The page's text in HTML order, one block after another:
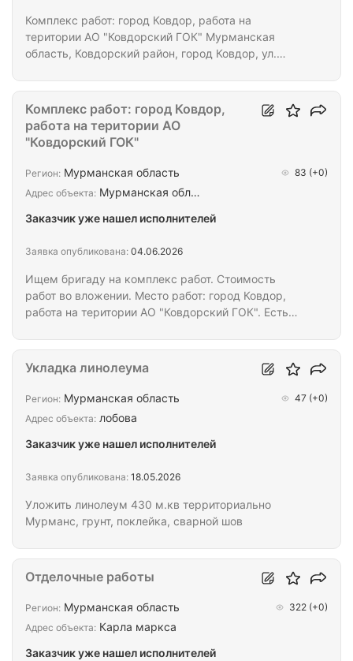
Комплекс работ: город Ковдор, работа на
територии АО "Ковдорский ГОК" Мурманская
область, Ковдорский район, город Ковдор, ул.
работ: город Ковдор, работа на територии АО
"Ковдорский ГОК". Есть возможность проживания
в корпоративной квартире в городе Ковдор. Прошу
посмотреть кто готов работать файл - расценки.
Ищем бригаду на комплекс работ. Стоимость
работ во вложении. Место работ: город Ковдор,
работа на територии АО "Ковдорский ГОК". Есть
вычетается при расчете. К работам можно
приступать с 08.06.2026г.
Комплекс работ: город Ковдор,
работа на територии АО
"Ковдорский ГОК"
Регион: Мурманская область 83 (+0)
Адрес объекта: Мурманская обл…
Заказчик уже нашел исполнителей
Заявка опубликована: 04.06.2026
Уложить линолеум 430 м.кв территориально
Мурманс, грунт, поклейка, сварной шов
Укладка линолеума
Регион: Мурманская область 47 (+0)
Адрес объекта: лобова
Заказчик уже нашел исполнителей
Заявка опубликована: 18.05.2026
Отделочные работы
Регион: Мурманская область 322 (+0)
Адрес объекта: Карла маркса
Заказчик уже нашел исполнителей